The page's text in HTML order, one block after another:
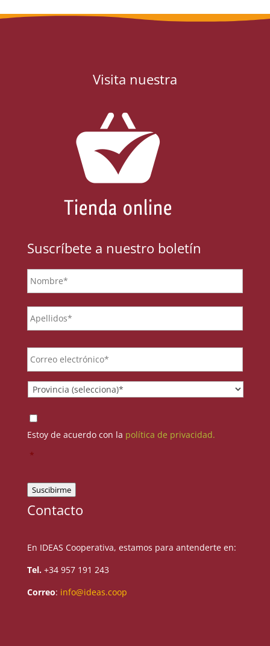
Visita nuestra
Suscríbete a nuestro boletín
Email *
Provincia *
Consentimiento
Estoy de acuerdo con la política de privacidad.
*
Suscibirme
Contacto
En IDEAS Cooperativa, estamos para antenderte en:
Tel.+34 957 191 243
Correo: info@ideas.coop